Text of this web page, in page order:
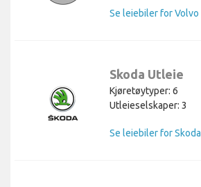
Se leiebiler for Volvo
Skoda Utleie
Kjøretøytyper: 6
Utleieselskaper: 3
Se leiebiler for Skoda